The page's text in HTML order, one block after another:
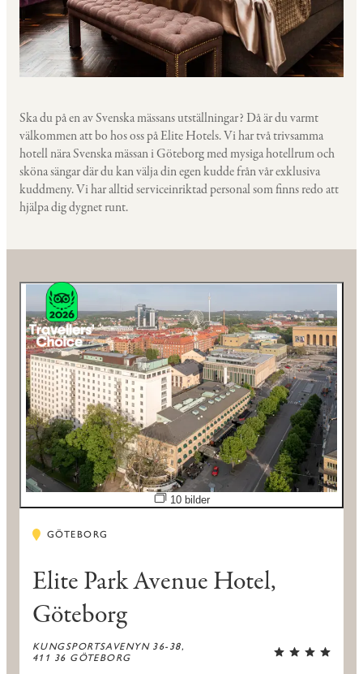
Ska du på en av Svenska mässans utställningar? Då är du varmt
välkommen att bo hos oss på Elite Hotels. Vi har två trivsamma
hotell nära Svenska mässan i Göteborg med mysiga hotellrum och
sköna sängar där du kan välja din egen kudde från vår exklusiva
kuddmeny. Vi har alltid serviceinriktad personal som finns redo att
hjälpa dig dygnet runt.
Öppna bildspel
10 bilder
GÖTEBORG
Elite Park Avenue Hotel,
Göteborg
KUNGSPORTSAVENYN 36-38,
411 36 GÖTEBORG